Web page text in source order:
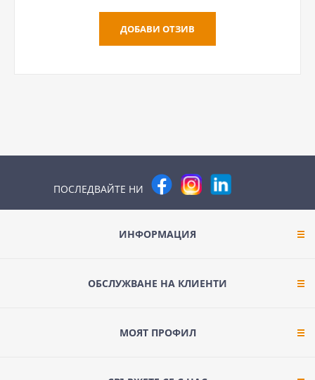
ПОСЛЕДВАЙТЕ НИ
ИНФОРМАЦИЯ
ОБСЛУЖВАНЕ НА КЛИЕНТИ
МОЯТ ПРОФИЛ